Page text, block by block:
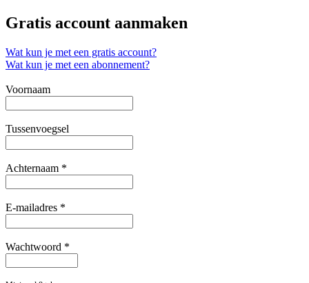
Gratis account aanmaken
Wat kun je met een gratis account?
Wat kun je met een abonnement?
Voornaam
Tussenvoegsel
Achternaam *
E-mailadres *
Wachtwoord *